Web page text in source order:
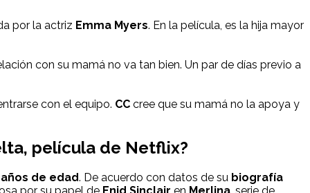
por la actriz Emma Myers. En la película, es la hija mayor
con su mamá no va tan bien. Un par de días previo a
con el equipo. CC cree que su mamá no la apoya y
película de Netflix?
años de edad. De acuerdo con datos de su biografía